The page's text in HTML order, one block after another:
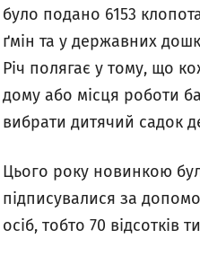
було подано 6153
ґмін та у державних
Річ полягає у тому, що
дому або місця роботи
вибрати дитячий садок
Цього року новинкою
підписувалися за
осіб, тобто 70 відсотків